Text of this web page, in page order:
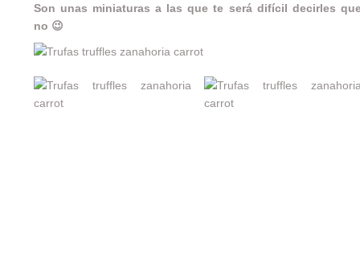
Son unas miniaturas a las que te será difícil decirles
no 😉